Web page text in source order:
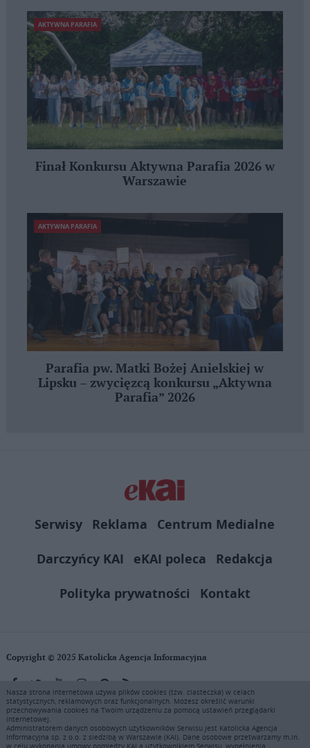
AKTYWNA PARAFIA
Finał Konkursu Aktywna Parafia 2026 w
Warszawie
AKTYWNA PARAFIA
Parafia pw. Matki Bożej Anielskiej w
Lipsku – zwycięzcą konkursu „Aktywna
Parafia” 2026
Serwisy Reklama
Centrum Medialne
Darczyńcy KAI
eKAI poleca
Redakcja
Polityka prywatności
Kontakt
Copyright © 2025 Katolicka Agencja Informacyjna
KAI zastrzega wszelkie prawa do serwisu. Użytkownicy mogą pobierać
i drukować fragmenty zawartości serwisu internetowego www.ekai.pl
wyłącznie do użytku osobistego. Publikacja, rozpowszechnianie
zawartości niniejszego serwisu lub jej sprzedaż (także framing i in.
Nasza strona internetowa używa plików cookies (tzw. ciasteczka) w celach
statystycznych, reklamowych oraz funkcjonalnych. Możesz określić warunki
przechowywania cookies na Twoim urządzeniu za pomocą ustawień przeglądarki
internetowej.
Administratorem danych osobowych użytkowników Serwisu jest Katolicka Agencja
Informacyjna sp. z o.o. z siedzibą w Warszawie (KAI). Dane osobowe przetwarzamy m.in.